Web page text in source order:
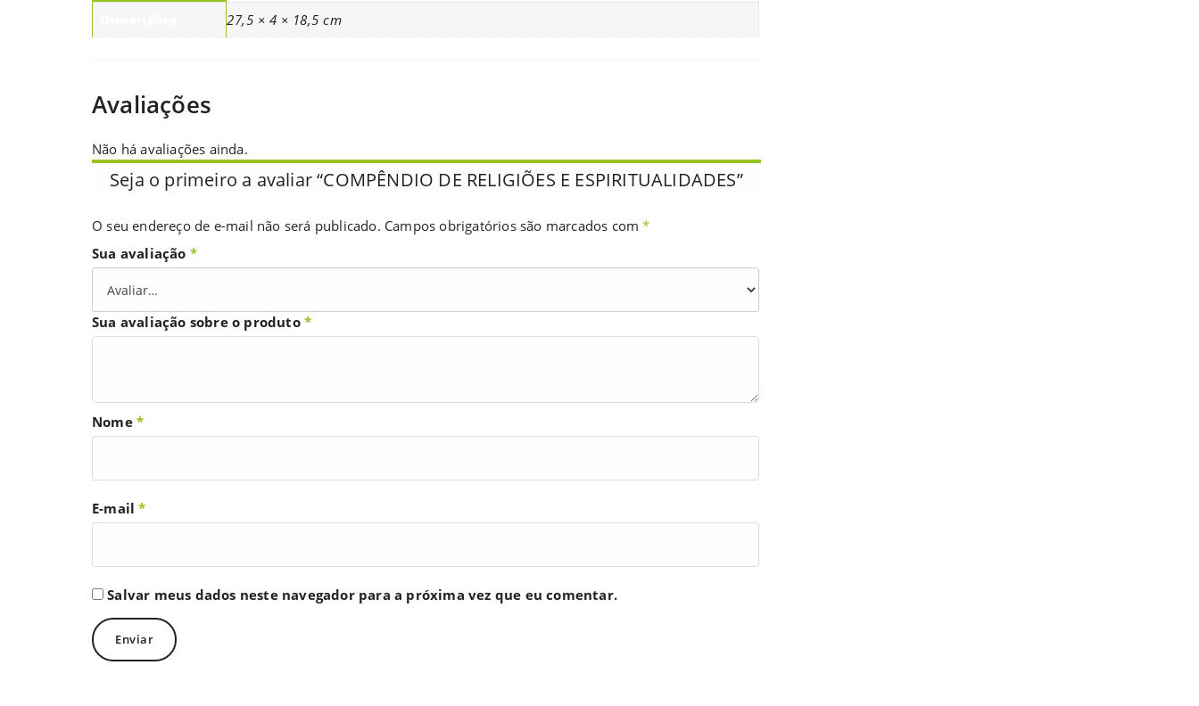
27,5 × 4 × 18,5 cm
Avaliações
Não há avaliações ainda.
Seja o primeiro a avaliar “COMPÊNDIO DE RELIGIÕES E ESPIRITUALIDADES”
O seu endereço de e-mail não será publicado. Campos obrigatórios são marcados com*
Sua avaliação *
Sua avaliação sobre o produto *
Nome *
E-mail*
Salvar meus dados neste navegador para a próxima vez que eu comentar.